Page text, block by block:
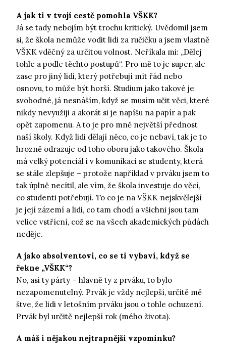
A jak ti v tvojí cestě pomohla VŠKK?
Já se tady nebojím být trochu kritický. Uvědomil jsem
si, že škola nemůže vodit lidi za ručičku a jsem vlastně
VŠKK vděčný za určitou volnost. Neříkala mi: „Dělej
tohle a podle těchto postupů“. Pro mě to je super, ale
zase pro jiný lidi, který potřebují mít řád nebo
osnovu, to může být horší. Studium jako takové je
svobodné, já nesnáším, když se musím učit věci, které
nikdy nevyužiji a akorát si je napíšu na papír a pak
opět zapomenu. A to je pro mně největší přednost
naší školy. Když lidi dělají něco, co je nebaví, tak je to
hrozně odrazuje od toho oboru jako takového. Škola
má velký potenciál i v komunikaci se studenty, která
se stále zlepšuje – protože například v prváku jsem to
tak úplně necítil, ale vím, že škola investuje do věcí,
co studenti potřebují. To co je na VŠKK nejskvělejší
je její zázemí a lidi, co tam chodí a všichni jsou tam
velice vstřícní, což se na všech akademických půdách
neděje.
A jako absolventovi, co se ti vybaví, když se
řekne „VŠKK“?
No, asi ty párty – hlavně ty z prváku, to bylo
nezapomenutelný. Prvák je vždy nejlepší, určitě mě
štve, že lidi v letošním prváku jsou o tohle ochuzení.
Prvák byl určitě nejlepší rok (mého života).
A máš i nějakou nejtrapnější vzpomínku?